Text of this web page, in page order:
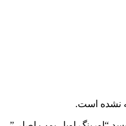
نشده است.